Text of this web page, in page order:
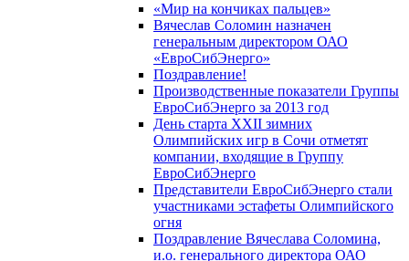
«Мир на кончиках пальцев»
Вячеслав Соломин назначен
генеральным директором ОАО
«ЕвроСибЭнерго»
Поздравление!
Производственные показатели Группы
ЕвроСибЭнерго за 2013 год
День старта XXII зимних
Олимпийских игр в Сочи отметят
компании, входящие в Группу
ЕвроСибЭнерго
Представители ЕвроСибЭнерго стали
участниками эстафеты Олимпийского
огня
Поздравление Вячеслава Соломина,
и.о. генерального директора ОАО